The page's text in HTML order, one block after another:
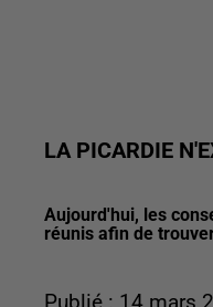
LA PICARDIE
Aujourd'hui, les
réunis afin de